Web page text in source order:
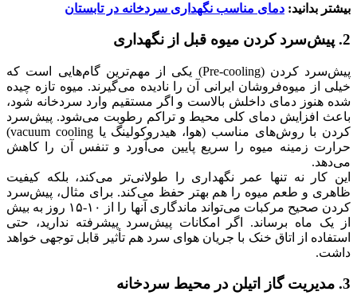
بیشتر بدانید: دمای مناسب نگهداری سردخانه در تابستان
2. پیش‌سرد کردن میوه قبل از نگهداری
پیش‌سرد کردن (Pre-cooling) یکی از مهم‌ترین گام‌هایی است که
خیلی از میوه‌فروشان ایرانی آن را نادیده می‌گیرند. میوه تازه چیده
شده هنوز دمای داخلش بالاست و اگر مستقیم وارد سردخانه شود،
باعث افزایش دمای کلی محیط و تراکم رطوبت می‌شود. پیش‌سرد
کردن با روش‌های مناسب (هوا، هیدروکولینگ یا vacuum cooling)
حرارت زمینه میوه را سریع پایین می‌آورد و تنفس آن را کاهش
می‌دهد.
این کار نه تنها عمر نگهداری را طولانی‌تر می‌کند، بلکه کیفیت
ظاهری و طعم میوه را هم بهتر حفظ می‌کند. برای مثال، پیش‌سرد
کردن صحیح مرکبات می‌تواند ماندگاری آنها را از ۱۰-۱۵ روز به بیش
از یک ماه برساند. اگر امکانات پیش‌سرد پیشرفته ندارید، حتی
استفاده از اتاق خنک با جریان هوای سرد هم تأثیر قابل توجهی خواهد
داشت.
3. مدیریت گاز اتیلن در محیط سردخانه